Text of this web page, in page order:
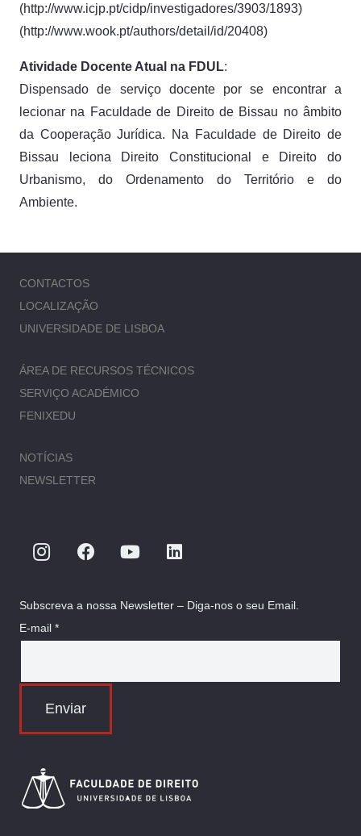
(http://www.icjp.pt/cidp/investigadores/3903/1893)
(http://www.wook.pt/authors/detail/id/20408)
Atividade Docente Atual na FDUL:
Dispensado de serviço docente por se encontrar a
lecionar na Faculdade de Direito de Bissau no âmbito
da Cooperação Jurídica. Na Faculdade de Direito de
Bissau leciona Direito Constitucional e Direito do
Urbanismo, do Ordenamento do Território e do
Ambiente.
CONTACTOS
LOCALIZAÇÃO
UNIVERSIDADE DE LISBOA
ÁREA DE RECURSOS TÉCNICOS
SERVIÇO ACADÉMICO
FENIXEDU
NOTÍCIAS
NEWSLETTER
Subscreva a nossa Newsletter – Diga-nos o seu Email.
E-mail *